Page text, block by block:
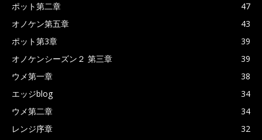
ポット第二章
47
オノケン第五章
43
ポット第3章
39
オノケンシーズン２ 第三章
39
ウメ第一章
38
エッジblog
34
ウメ第二章
34
レンジ序章
32